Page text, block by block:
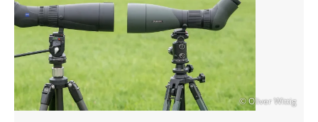
© Oliver Wittig